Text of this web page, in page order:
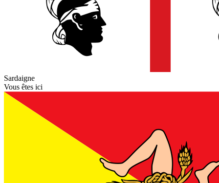
Sardaigne
Vous êtes ici